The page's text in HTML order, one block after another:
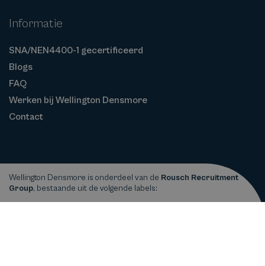
Informatie
SNA/NEN4400-1 gecertificeerd
Blogs
FAQ
Werken bij Wellington Densmore
Contact
Wellington Densmore is onderdeel van de Rousch Recruitment
Group, bestaande uit de volgende labels: